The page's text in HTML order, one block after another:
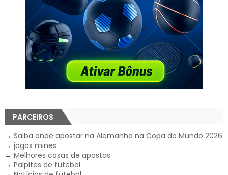
PARCEIROS
→ Saiba onde apostar na Alemanha na Copa do Mundo 2026
→ jogos mines
→ Melhores casas de apostas
→ Palpites de futebol